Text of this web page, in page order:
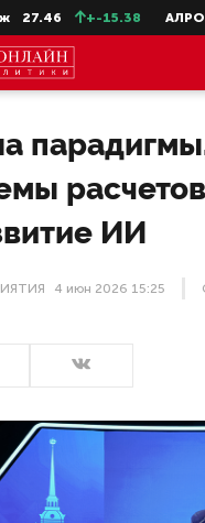
+-15.38 АЛРОСА ао
расчетов
ИИ
4 июн 2026 15:25